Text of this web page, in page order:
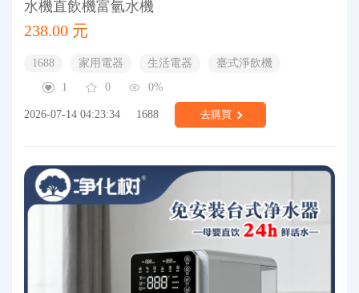
水機直飲機富氫水機
238.00 元
1688 家用電器 生活電器
臺式淨飲機
1
0 0%
2026-07-14 04:23:34 1688 去購買